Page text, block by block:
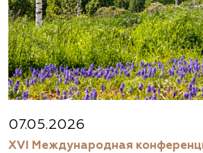
07.05.2026
XVI Международная